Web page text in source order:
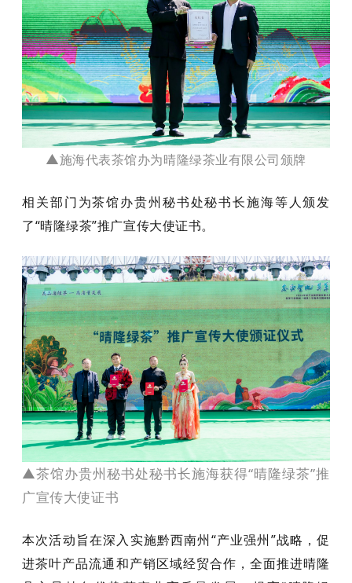
▲施海代表茶馆办为晴隆绿茶业有限公司颁牌
相关部门为茶馆办贵州秘书处秘书长施海等人颁发
了“晴隆绿茶”推广宣传大使证书。
▲茶馆办贵州秘书处秘书长施海获得“晴隆绿茶”推
广宣传大使证书
本次活动旨在深入实施黔西南州“产业强州”战略，促
进茶叶产品流通和产销区域经贸合作，全面推进晴隆